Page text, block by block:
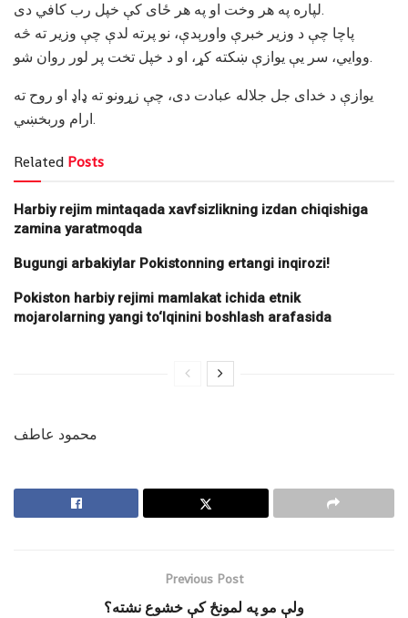
لپاره په هر وخت او په هر ځای کې خپل رب کافي دی.
پاچا چې د وزیر خبرې واورېدې، نو پرته لدې چې وزیر ته څه
ووایي، سر یې یوازې ښکته کړ، او د خپل تخت پر لور روان شو.
یوازې د خدای جل جلاله عبادت دی، چې زړونو ته ډاډ او روح ته
ارام وربخښي.
Related Posts
Harbiy rejim mintaqada xavfsizlikning izdan chiqishiga
zamina yaratmoqda
Bugungi arbakiylar Pokistonning ertangi inqirozi!
Pokiston harbiy rejimi mamlakat ichida etnik
mojarolarning yangi to‘lqinini boshlash arafasida
محمود عاطف
Previous Post
ولې مو په لمونځ کې خشوع نشته؟